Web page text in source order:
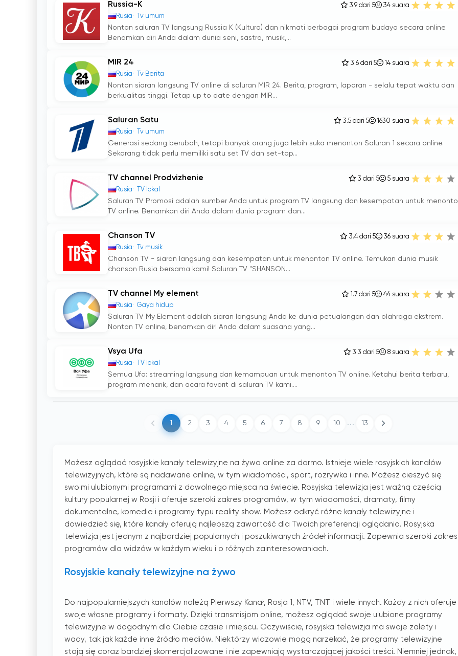
Russia-K
Rusia Tv umum
3.9 dari 5 34suara
Nonton saluran TV langsung Russia K (Kultura) dan nikmati berbagai program budaya secara online.
Benamkan diri Anda dalam dunia seni, sastra, musik,...
MIR 24
Rusia Tv Berita
3.6 dari 5 14suara
Nonton siaran langsung TV online di saluran MIR 24. Berita, program, laporan - selalu tepat waktu dan
berkualitas tinggi. Tetap up to date dengan MIR...
Saluran Satu
Rusia Tv umum
3.5 dari 5 1630 suara
Generasi sedang berubah, tetapi banyak orang juga lebih suka menonton Saluran 1 secara online.
Sekarang tidak perlu memiliki satu set TV dan set-top...
TV channel Prodvizhenie
Rusia TV lokal
3 dari 5 5 suara
Saluran TV Promosi adalah sumber Anda untuk program TV langsung dan kesempatan untuk
TV online. Benamkan diri Anda dalam dunia program dan...
Chanson TV
Rusia Tv musik
3.4 dari 5 36 suara
Chanson TV - siaran langsung dan kesempatan untuk menonton TV online. Temukan dunia musik
chanson Rusia bersama kami! Saluran TV "SHANSON...
TV channel My element
Rusia Gaya hidup
1.7 dari 5 44suara
Saluran TV My Element adalah siaran langsung Anda ke dunia petualangan dan olahraga ekstrem.
Nonton TV online, benamkan diri Anda dalam suasana yang...
Vsya Ufa
Rusia TV lokal
3.3 dari 5 8 suara
Semua Ufa: streaming langsung dan kemampuan untuk menonton TV online. Ketahui berita terbaru,
program menarik, dan acara favorit di saluran TV kami....
1 2 3 4 5 6 7 8 9 10 ... 13
Możesz oglądać rosyjskie kanały telewizyjne na żywo online za darmo. Istnieje wiele rosyjskich kanałów
telewizyjnych, które są nadawane online, w tym wiadomości, sport, rozrywka i inne. Możesz cieszyć się
swoimi ulubionymi programami z dowolnego miejsca na świecie. Rosyjska telewizja jest ważną częścią
kultury popularnej w Rosji i oferuje szeroki zakres programów, w tym wiadomości, dramaty, filmy
dokumentalne, komedie i programy typu reality show. Możesz odkryć różne kanały telewizyjne i
dowiedzieć się, które kanały oferują najlepszą zawartość dla Twoich preferencji oglądania. Rosyjska
telewizja jest jednym z najbardziej popularnych i poszukiwanych źródeł informacji. Zapewnia szeroki zakres
programów dla widzów w każdym wieku i o różnych zainteresowaniach.
Rosyjskie kanały telewizyjne na żywo
Do najpopularniejszych kanałów należą Pierwszy Kanał, Rosja 1, NTV, TNT i wiele innych. Każdy z nich oferuje
swoje własne programy i formaty. Dzięki transmisjom online, możesz oglądać swoje ulubione programy
telewizyjne w dogodnym dla Ciebie czasie i miejscu. Oczywiście, rosyjska telewizja ma swoje zalety i
wady, tak jak każde inne źródło mediów. Niektórzy widzowie mogą narzekać, że programy telewizyjne
stają się coraz bardziej skomercjalizowane i nie zapewniają wystarczającej jakości treści. Niemniej jednak,